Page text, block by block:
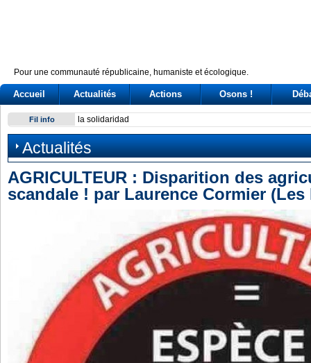
Pour une communauté républicaine, humaniste et écologique.
Accueil Actualités Actions Osons !
Fil info Exodus: West Bank hardships drive out Palestinian
Actualités
AGRICULTEUR : Disparition des
scandale ! par Laurence Cormier (Les